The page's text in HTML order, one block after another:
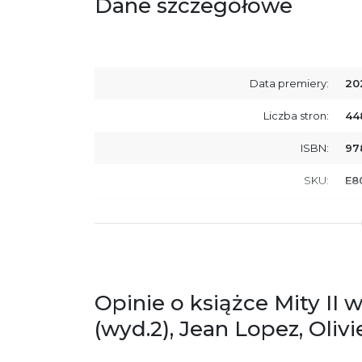
Dane szczegółowe
Data premiery:
Liczba stron:
ISBN:
SKU:
zgodność produktu z przepisami:
ul.
Ostrzeżenia oraz informacje dotyczące
bezpieczeństwa:
Opinie o książce Mity II
(wyd.2), Jean Lopez,